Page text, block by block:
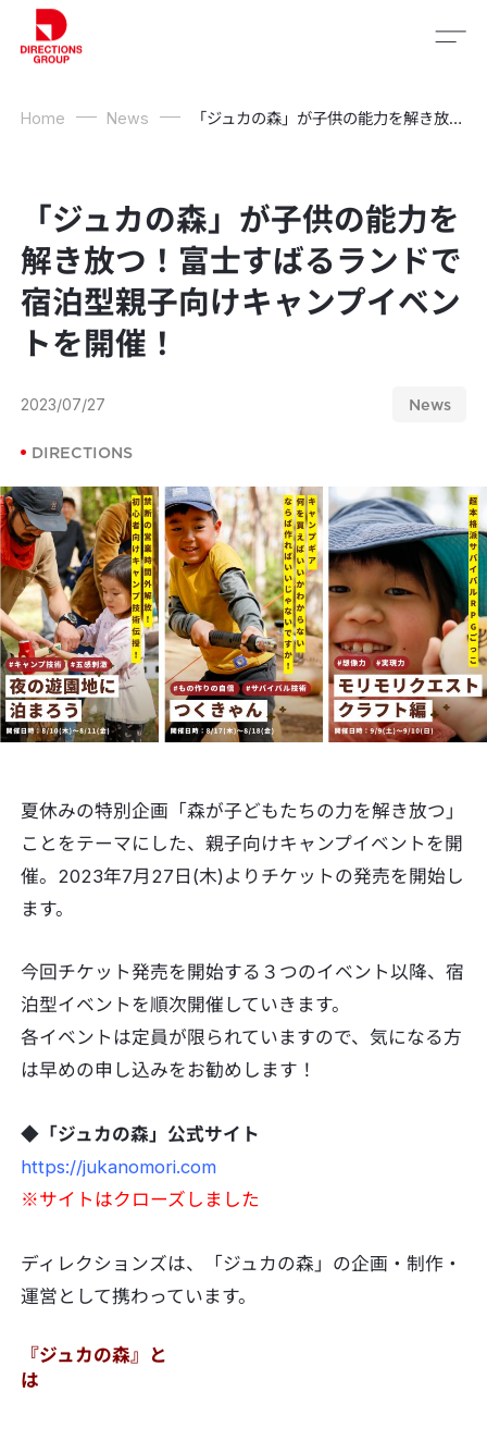
Home News 「ジュカの森」が子供の能力を解き放つ！富士すばるランドで宿泊型親子向けキャンプイベントを開催！
「ジュカの森」が子供の能力を
解き放つ！富士すばるランドで
宿泊型親子向けキャンプイベン
トを開催！
2023/07/27 News
DIRECTIONS
夏休みの特別企画「森が子どもたちの力を解き放つ」
ことをテーマにした、親子向けキャンプイベントを開
催。2023年7月27日(木)よりチケットの発売を開始し
ます。
今回チケット発売を開始する３つのイベント以降、宿
泊型イベントを順次開催していきます。
各イベントは定員が限られていますので、気になる方
は早めの申し込みをお勧めします！
◆「ジュカの森」公式サイト
https://jukanomori.com
※サイトはクローズしました
ディレクションズは、「ジュカの森」の企画・制作・
運営として携わっています。
『ジュカの森』と
は